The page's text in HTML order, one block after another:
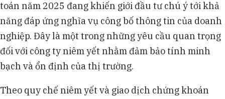
toán năm 2025 đang khiến giới đầu tư chú ý tới khả
năng đáp ứng nghĩa vụ công bố thông tin của doanh
nghiệp. Đây là một trong những yêu cầu quan trọng
đối với công ty niêm yết nhằm đảm bảo tính minh
bạch và ổn định của thị trường.
Theo quy chế niêm yết và giao dịch chứng khoán